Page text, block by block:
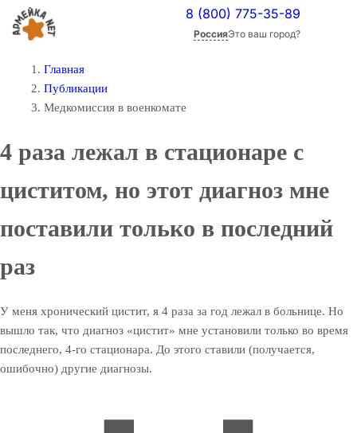
8 (800) 775-35-89
РоссияЭто ваш город?
Главная
Публикации
Медкомиссия в военкомате
4 раза лежал в стационаре с
циститом, но этот диагноз мне
поставили только в последний
раз
У меня хронический цистит, я 4 раза за год лежал в больнице. Но
вышло так, что диагноз «цистит» мне установили только во время
последнего, 4-го стационара. До этого ставили (получается,
ошибочно) другие диагнозы.